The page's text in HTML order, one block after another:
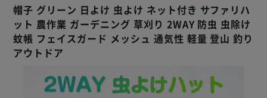
帽子 グリーン 日よけ 虫よけ ネット付き サファリハ
ット 農作業 ガーデニング 草刈り 2WAY 防虫 虫除け
蚊帳 フェイスガード メッシュ 通気性 軽量 登山 釣り
アウトドア
カートに入れる 購入手続きへ